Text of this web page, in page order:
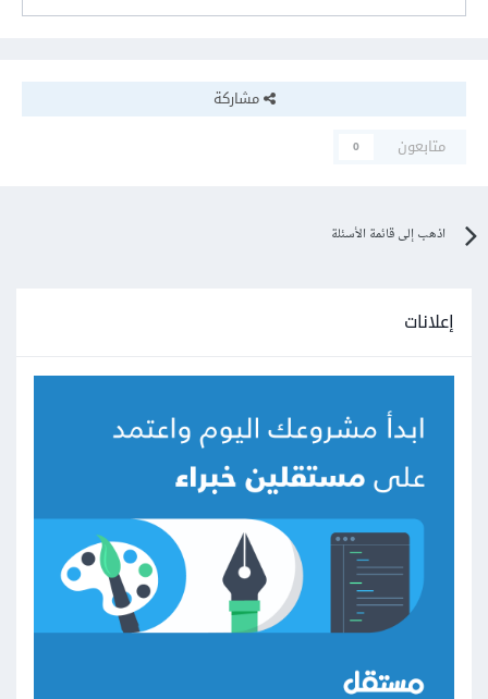
مشاركة
متابعون
0
اذهب إلى قائمة الأسئلة
إعلانات